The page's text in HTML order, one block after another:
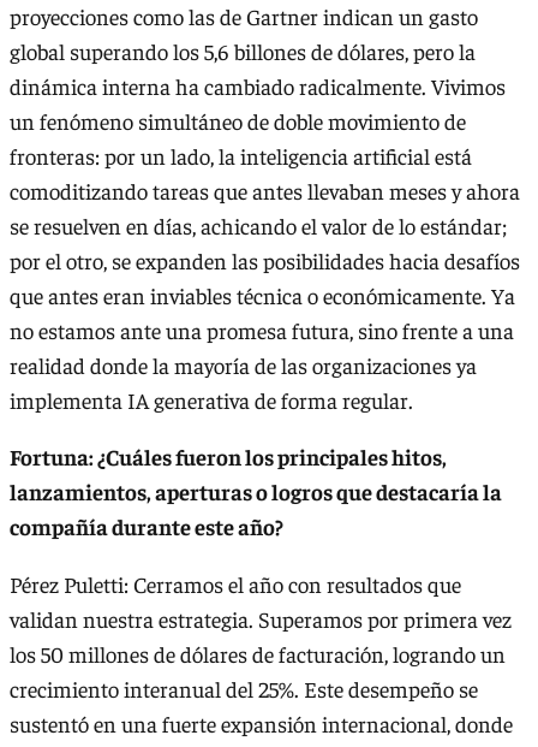
proyecciones como las de Gartner indican un gasto
global superando los 5,6 billones de dólares, pero la
dinámica interna ha cambiado radicalmente. Vivimos
un fenómeno simultáneo de doble movimiento de
fronteras: por un lado, la inteligencia artificial está
comoditizando tareas que antes llevaban meses y ahora
se resuelven en días, achicando el valor de lo estándar;
por el otro, se expanden las posibilidades hacia desafíos
que antes eran inviables técnica o económicamente. Ya
no estamos ante una promesa futura, sino frente a una
realidad donde la mayoría de las organizaciones ya
implementa IA generativa de forma regular.
Fortuna: ¿Cuáles fueron los principales hitos,
lanzamientos, aperturas o logros que destacaría la
compañía durante este año?
Pérez Puletti: Cerramos el año con resultados que
validan nuestra estrategia. Superamos por primera vez
los 50 millones de dólares de facturación, logrando un
crecimiento interanual del 25%. Este desempeño se
sustentó en una fuerte expansión internacional, donde